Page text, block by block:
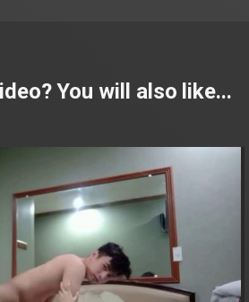
You will also like...